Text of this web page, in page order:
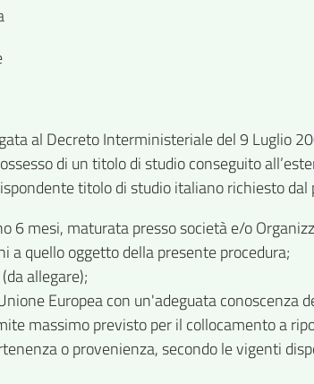
al Decreto Interministeriale del 9 Luglio
di un titolo di studio conseguito
titolo di studio italiano richiesto dal
6 mesi, maturata presso società e/o
quello oggetto della presente procedura;
allegare);
Europea con un'adeguata conoscenza
massimo previsto per il collocamento a
o provenienza, secondo le vigenti